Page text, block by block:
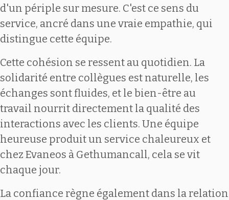
d'un périple sur mesure. C'est ce sens du
service, ancré dans une vraie empathie, qui
distingue cette équipe.
Cette cohésion se ressent au quotidien. La
solidarité entre collègues est naturelle, les
échanges sont fluides, et le bien-être au
travail nourrit directement la qualité des
interactions avec les clients. Une équipe
heureuse produit un service chaleureux et
chez Evaneos à Gethumancall, cela se vit
chaque jour.
La confiance règne également dans la relation